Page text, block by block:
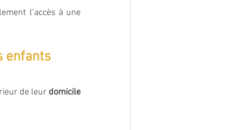
l’accès à une
enfants
de leur domicile